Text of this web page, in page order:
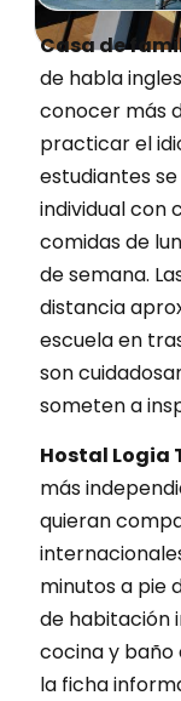
Casa de
de habla
conocer más
practicar el
estudiantes
individual con
comidas de
de semana.
distancia
escuela en
son
someten a
Hostal Logia
más
quieran
minutos a pie
de habitación
cocina y baño
la ficha